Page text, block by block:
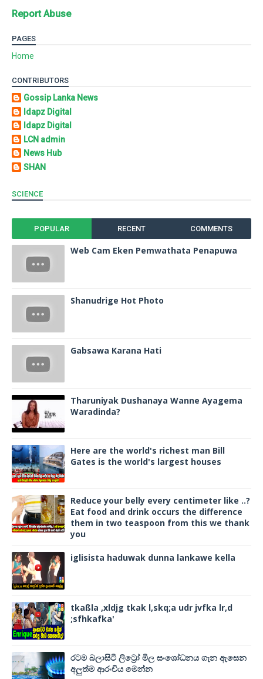
Report Abuse
PAGES
Home
CONTRIBUTORS
Gossip Lanka News
Idapz Digital
Idapz Digital
LCN admin
News Hub
SHAN
SCIENCE
POPULAR RECENT COMMENTS
Web Cam Eken Pemwathata Penapuwa
Shanudrige Hot Photo
Gabsawa Karana Hati
Tharuniyak Dushanaya Wanne Ayagema
Waradinda?
Here are the world's richest man Bill
Gates is the world's largest houses
Reduce your belly every centimeter like ..?
Eat food and drink occurs the difference
them in two teaspoon from this we thank
you
iglisista haduwak dunna lankawe kella
tkaßla ,xldjg tkak l,skq;a udr jvfka lr,d
;sfhkafka'
රටම බලාසිටි ලිට්‍රෝ මිල සංශෝධනය ගැන ඇසෙන
අලුත්ම ආරංචිය මෙන්න